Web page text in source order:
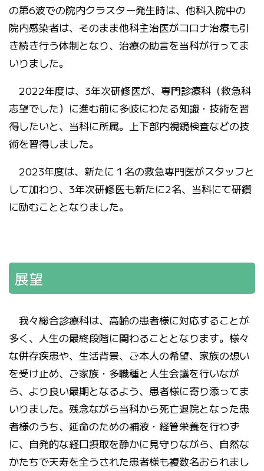
の第6波での院内クラスター発生時は、他科入院中の
院内感染者は、そのまま他科主治医がコロナ治療も引
き続き行う体制となり、治療の助言を当科が行ってま
いりました。
2022年度は、3年次研修医が、専門診療科（救急科
志望でした）に進む前に多岐にわたる知識・技術を習
得したいと、当科に所属。上下部内視鏡検査などの技
術を習得しました。
2023年度は、新たに１名の救急専門医がスタッフと
して加わり、3年次研修医も新たに2名、当科にて研鑽
に励むこととなりました。
展望
我々総合診療科は、高齢の患者様に対応することが
多く、人生の最終段階に関わることとなります。様々
な併存疾患や、生活背景、ご本人の希望、家族の想い
を受け止め、ご家族・多職種と人生会議を行いなが
ら、より良い最期となるよう、患者様に寄り添ってま
いりました。残念ながら当科から死亡退院となった患
者様のうち、延命のための補液・経管栄養を行わず
に、自発的な経口摂取を静かに見守りながら、自然な
かたちで天寿を全うされた患者様も複数名おられまし